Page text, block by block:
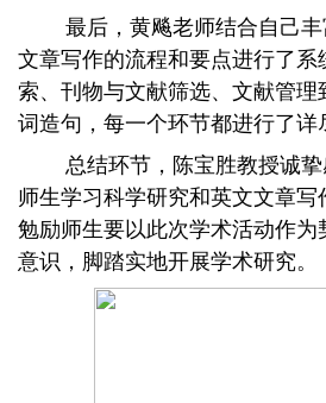
最后，黄飚老师结合自己
文章写作的流程和要点进行了系
索、刊物与文献筛选、文献管理
词造句，每一个环节都进行了详
总结环节， 陈宝胜教授诚挚
师生学习科学研究和英文文章写
勉励师生要以此次学术活动作为
意识，脚踏实地开展学术研究。